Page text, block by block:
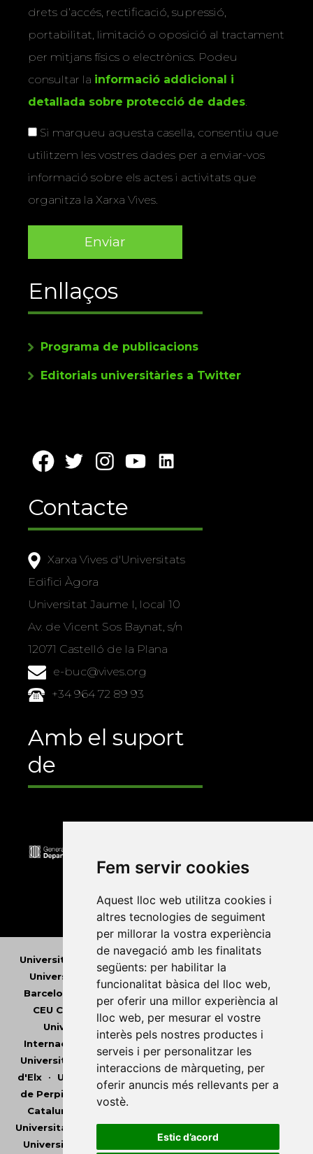
Fem servir cookies
Aquest lloc web utilitza cookies i
altres tecnologies de seguiment
per millorar la vostra experiència
de navegació amb les finalitats
següents: per habilitar la
funcionalitat bàsica del lloc web,
per oferir una millor experiència al
lloc web, per mesurar el vostre
interès pels nostres productes i
serveis i per personalitzar les
interaccions de màrqueting, per
oferir anuncis més rellevants per a
vostè.
Estic d’acord
drets d’accés, rectificació, supressió,
portabilitat, limitació o oposició al tractament
per mitjans físics o electrònics. Podeu
consultar la informació addicional i
detallada sobre protecció de dades
Si marqueu aquesta casella, consentiu que
utilitzem les vostres dades per a enviar-vos
informació sobre els actes i activitats que
organitza la Xarxa Vives.
Enllaços
Programa de publicacions
Editorials universitàries a Twitter
Contacte
Xarxa Vives d'Universitats
Edifici Àgora
Universitat Jaume I, local 10
Av. de Vicent Sos Baynat, s/n
12071 Castelló de la Plana
e-buc@vives.org
+34 964 72 89 93
Amb el suport
de
Universitat Abat Oliba CEU
Universitat d'Andorra
•
Universitat Autònoma de
Barcelona
Universitat de Barcelona
Universitat
CEU Cardenal Herrera
Universitat de Girona
Universitat de les Illes Balears
Internacional de Catalunya
Universitat Jaume I
Universitat de Lleida
Universitat Miguel Hernández
d'Elx• Universitat Oberta de Catalunya •Universitat
de Perpinyà Via Domitia
Universitat Politècnica de
Catalunya
Universitat Pompeu Fabra•Universitat Ramon Llull
Universitat Rovira i Virgili
•Universitat de Sàsser